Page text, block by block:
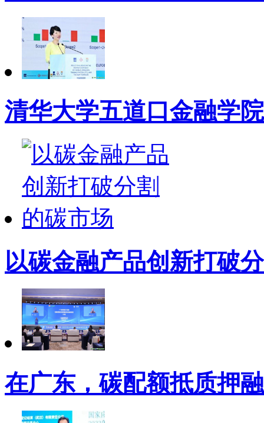
清华大学五道口金融学
以碳金融产品创新打破
在广东，碳配额抵质押